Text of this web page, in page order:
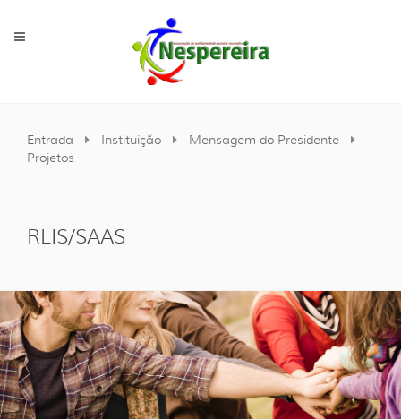
Entrada Instituição
Mensagem do Presidente
Projetos
RLIS/SAAS